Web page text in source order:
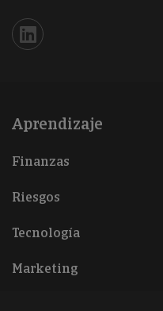
Iberinform en Linkedin
Aprendizaje
Finanzas
Riesgos
Tecnología
Marketing